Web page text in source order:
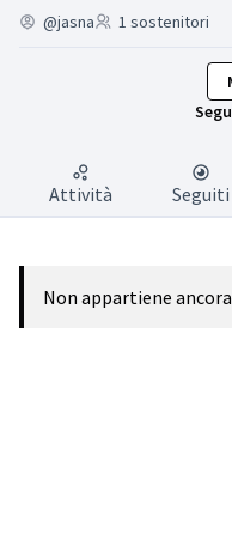
@jasna 1 sostenitori
Attività Seguiti
Non appartiene